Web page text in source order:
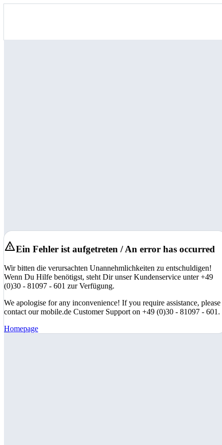
Ein Fehler ist aufgetreten / An error has occurred
Wir bitten die verursachten Unannehmlichkeiten zu entschuldigen!
Wenn Du Hilfe benötigst, steht Dir unser Kundenservice unter +49
(0)30 - 81097 - 601 zur Verfügung.
We apologise for any inconvenience! If you require assistance, please
contact our mobile.de Customer Support on +49 (0)30 - 81097 - 601.
Homepage